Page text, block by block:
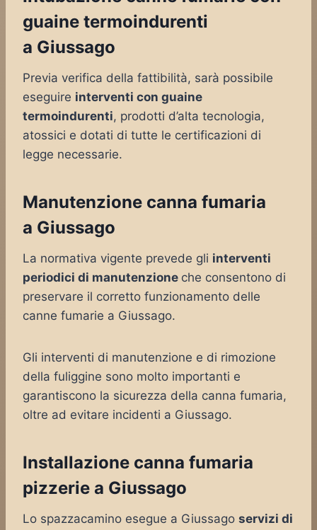
guaine termoindurenti
a Giussago
Previa verifica della fattibilità, sarà possibile
eseguire interventi con guaine
termoindurenti, prodotti d’alta tecnologia,
atossici e dotati di tutte le certificazioni di
legge necessarie.
Manutenzione canna fumaria
a Giussago
La normativa vigente prevede gli interventi
periodici di manutenzione che consentono di
preservare il corretto funzionamento delle
canne fumarie a Giussago.
Gli interventi di manutenzione e di rimozione
della fuliggine sono molto importanti e
garantiscono la sicurezza della canna fumaria,
oltre ad evitare incidenti a Giussago.
Installazione canna fumaria
pizzerie a Giussago
Lo spazzacamino esegue a Giussago servizi di